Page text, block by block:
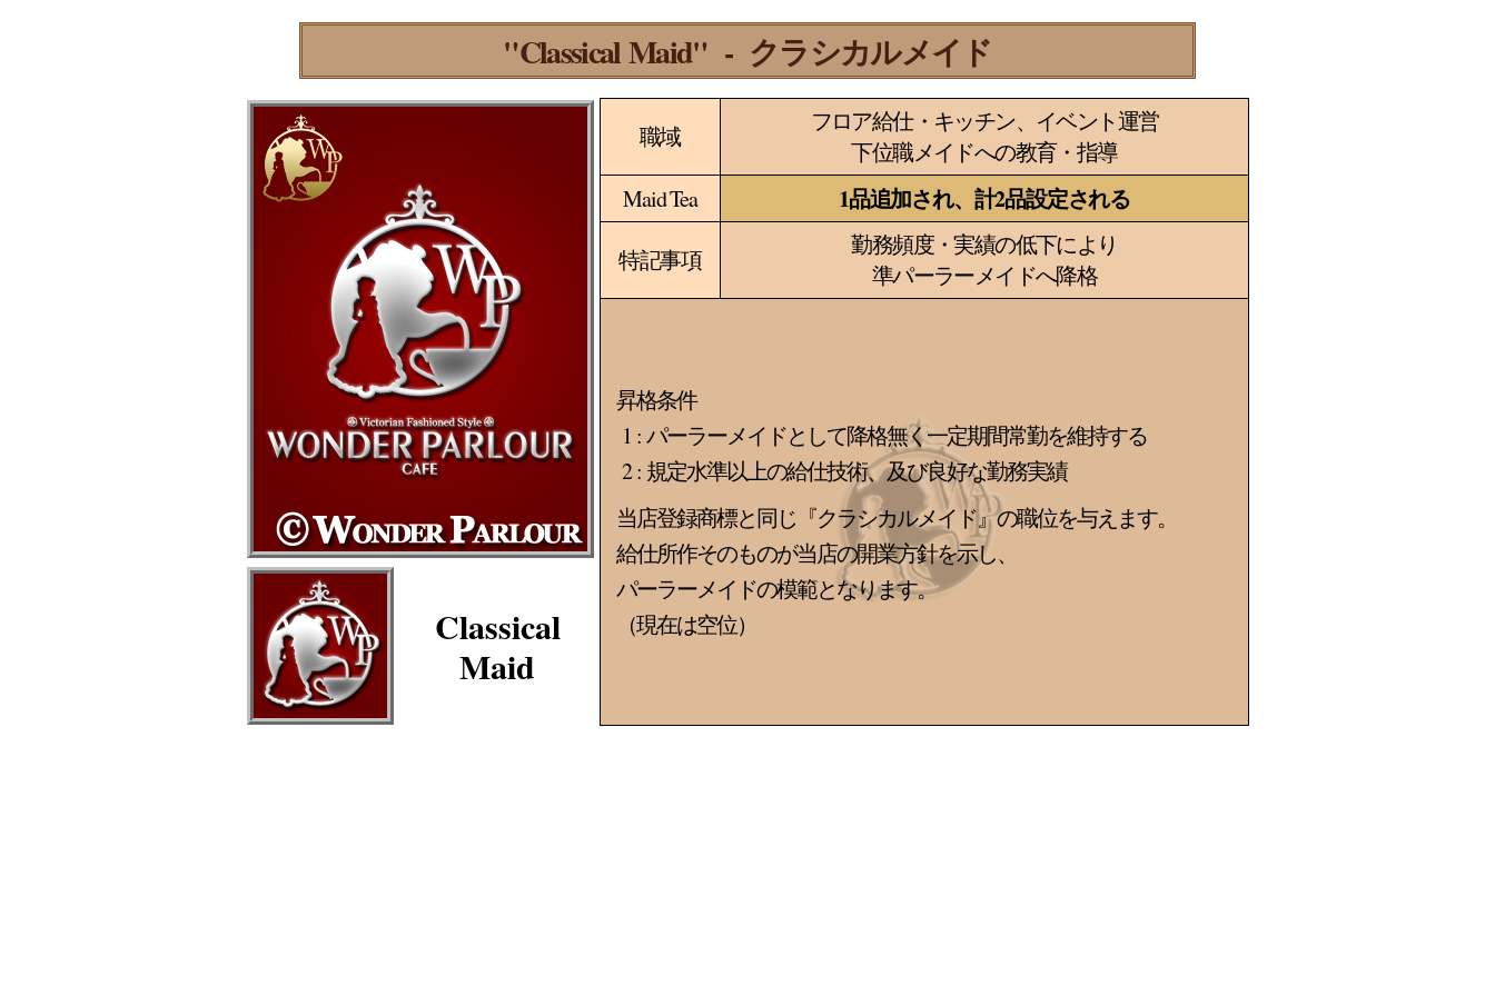
"Classical Maid" - クラシカルメイド
職域
フロア給仕・キッチン、イベント運営
下位職メイドへの教育・指導
Maid Tea
1品追加され、計2品設定される
特記事項
勤務頻度・実績の低下により
準パーラーメイドへ降格
昇格条件
1 : パーラーメイドとして降格無く一定期間常勤を維持する
2 : 規定水準以上の給仕技術、及び良好な勤務実績
当店登録商標と同じ『クラシカルメイド』の職位を与えます。
給仕所作そのものが当店の開業方針を示し、
パーラーメイドの模範となります。
（現在は空位）
Classical
Maid